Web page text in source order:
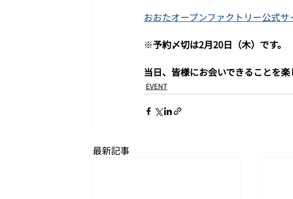
おおたオープンファクトリー公式
※予約〆切は2月20日（木）です。
当日、皆様にお会いできることを楽
EVENT
最新記事